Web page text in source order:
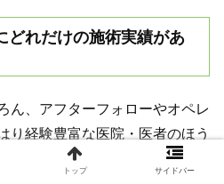
どれだけの施術実績があ
ん、アフターフォローやオペレ
り経験豊富な医院・医者のほう
できます。
トップ サイドバー